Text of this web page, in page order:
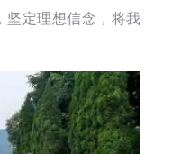
坚定理想信念，将我